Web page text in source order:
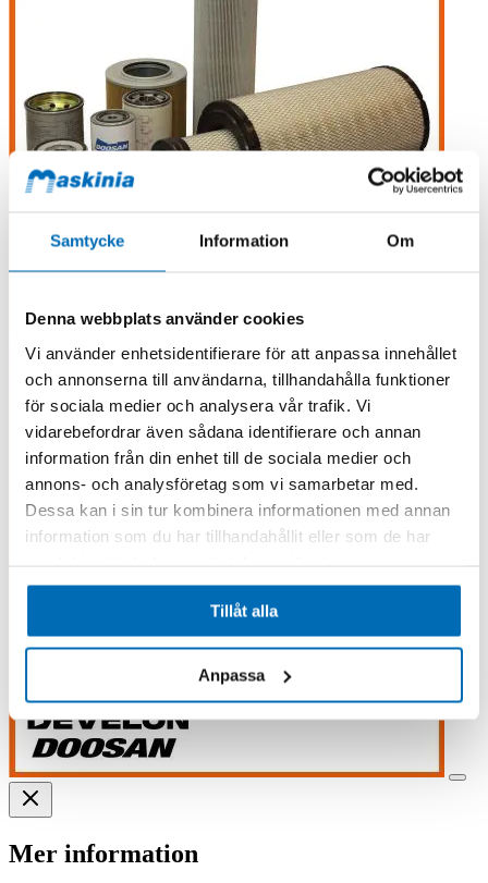
Samtycke Information Om
Denna webbplats använder cookies
Vi använder enhetsidentifierare för att anpassa innehållet
och annonserna till användarna, tillhandahålla funktioner
för sociala medier och analysera vår trafik. Vi
vidarebefordrar även sådana identifierare och annan
information från din enhet till de sociala medier och
annons- och analysföretag som vi samarbetar med.
Dessa kan i sin tur kombinera informationen med annan
information som du har tillhandahållit eller som de har
Tillåt alla
Anpassa
Mer information